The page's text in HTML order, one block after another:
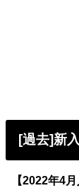
[過去]新
【2022年4